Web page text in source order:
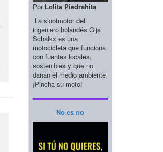
Por Lolita Piedrahita
La slootmotor del
ingeniero holandés Gijs
Schalkx es una
motocicleta que funciona
con fuentes locales,
sostenibles y que no
dañan el medio ambiente
¡Pincha su moto!
No es no